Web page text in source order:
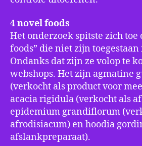
4 novel foods
Het onderzoek spitste zich toe
foods” die niet zijn toegestaan
Ondanks dat zijn ze volop te
webshops. Het zijn agmatine
(verkocht als product voor
acacia rigidula (verkocht als
epidemium grandiflorum
afrodisiacum) en hoodia
afslankpreparaat).